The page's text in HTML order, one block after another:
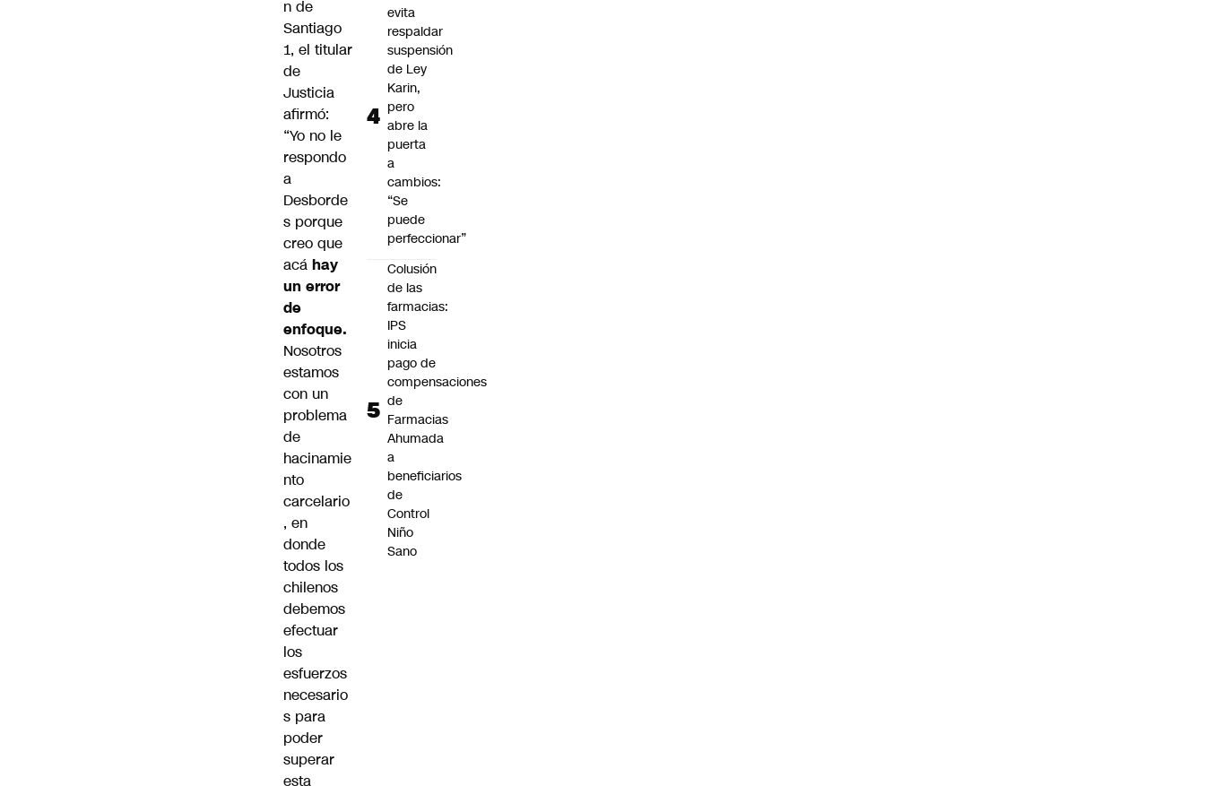
n de
Santiago
1, el titular
de
Justicia
afirmó:
“Yo no le
respondo
a
Desborde
s porque
creo que
acá hay
un error
de
enfoque.
Nosotros
estamos
con un
problema
de
hacinamie
nto
carcelario
, en
donde
todos los
chilenos
debemos
efectuar
los
esfuerzos
necesario
s para
poder
superar
esta
evita
respaldar
suspensión
de Ley
Karin,
pero
abre la
puerta
a
cambios:
“Se
puede
perfeccionar”
Colusión
de las
farmacias:
IPS
inicia
pago de
compensaciones
de
Farmacias
Ahumada
a
beneficiarios
de
Control
Niño
Sano